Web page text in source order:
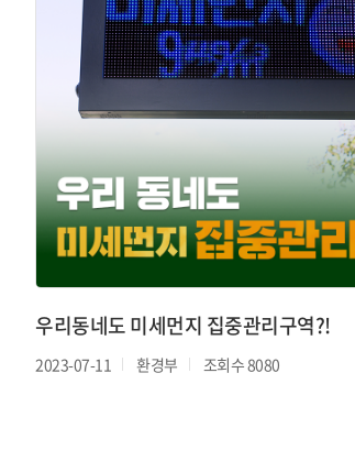
우리동네도 미세먼지 집중관리구역?!
2023-07-11 환경부 조회수 8080